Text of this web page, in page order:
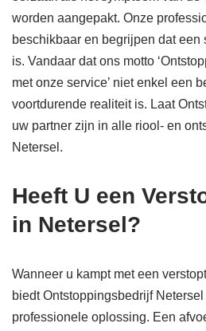
worden aangepakt. Onze
beschikbaar en begrijpen dat een
is. Vandaar dat ons motto
met onze service’ niet enkel een
voortdurende realiteit is. Laat
uw partner zijn in alle riool- en
Netersel.
Heeft U een
in Netersel?
Wanneer u kampt met een
biedt Ontstoppingsbedrijf
professionele oplossing. Een